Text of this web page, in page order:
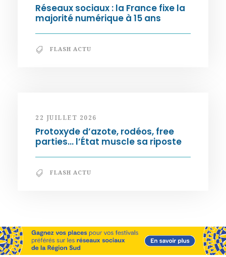
Réseaux sociaux : la France fixe la
majorité numérique à 15 ans
FLASH ACTU
22 JUILLET 2026
Protoxyde d’azote, rodéos, free
parties… l’État muscle sa riposte
FLASH ACTU